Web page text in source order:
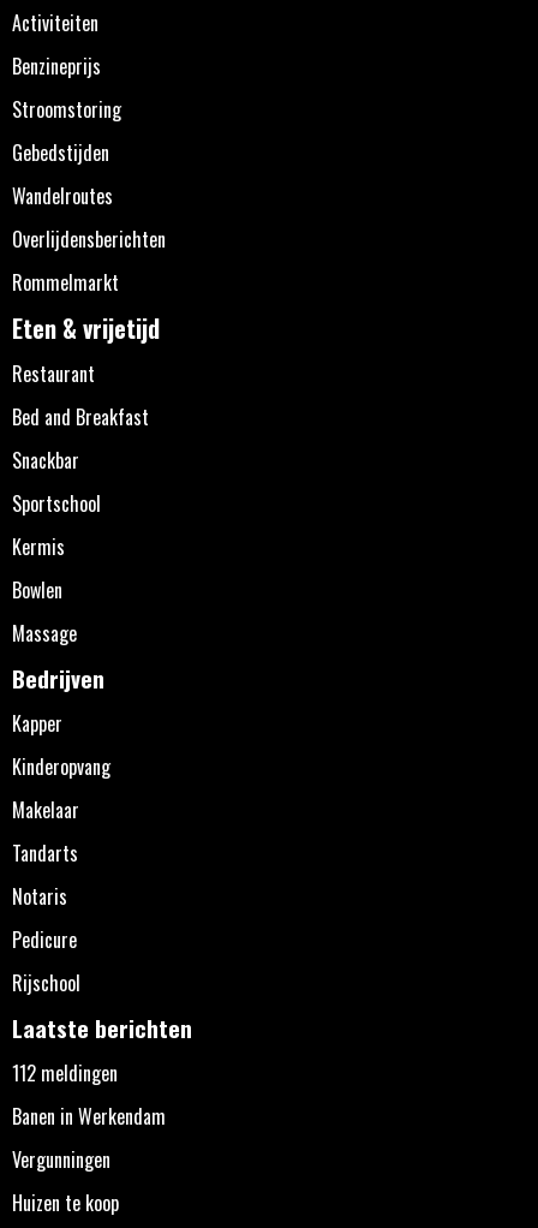
Activiteiten
Benzineprijs
Stroomstoring
Gebedstijden
Wandelroutes
Overlijdensberichten
Rommelmarkt
Eten & vrijetijd
Restaurant
Bed and Breakfast
Snackbar
Sportschool
Kermis
Bowlen
Massage
Bedrijven
Kapper
Kinderopvang
Makelaar
Tandarts
Notaris
Pedicure
Rijschool
Laatste berichten
112 meldingen
Banen in Werkendam
Vergunningen
Huizen te koop